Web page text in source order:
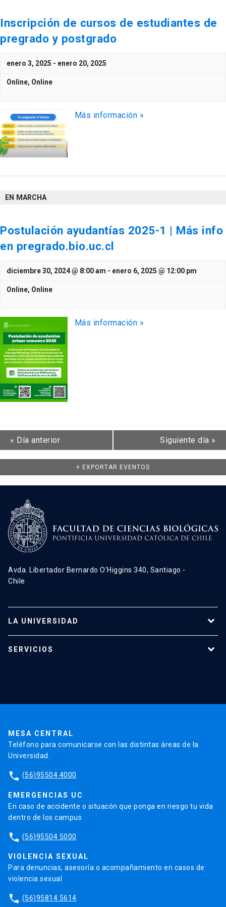
Inscripción de cursos de estudiantes de
pregrado y postgrado
enero 3, 2025 - enero 20, 2025
Online, Online
Más información »
EN MARCHA
Postulación ayudantías 2025-1 | Más info
en pregrado.bio.uc.cl
diciembre 30, 2024 @ 8:00 am - enero 6, 2025 @ 12:00 pm
Online, Online
Más información »
« Día anterior Siguiente día »
+ EXPORTAR EVENTOS
Avda. Libertador Bernardo O’Higgins 340, Santiago -
Chile
LA UNIVERSIDAD
Admisión
SERVICIOS
MESA CENTRAL
Teléfono para comunicarse con las distintas áreas de la
Universidad.
phone (56)95504 4000
EMERGENCIAS UC
En caso de accidente o situacón que ponga en riesgo tu vida
dentro de los campus
phone (56)95504 5000
VIOLENCIA SEXUAL
Para denuncias, asesoría o acompañamiento en casos de
violencia sexual
phone (56)95814 5614